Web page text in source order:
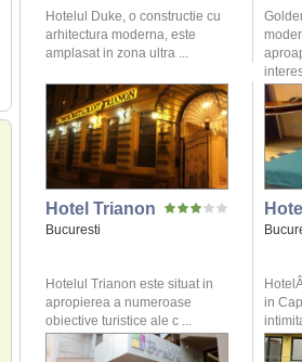
Hotelul Duke, o constructie cu
arhitectura moderna, este
amplasat in zona ultra ...
Hotel Trianon
Bucuresti
Hotelul Trianon este situat in
apropierea a numeroase
obiective turistice ale c ...
in